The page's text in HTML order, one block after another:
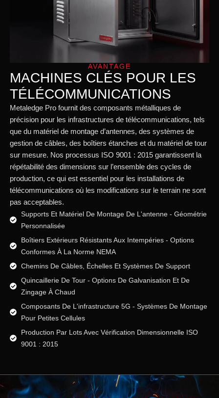
AVANTAGE
MACHINES CLÉS POUR LES
TÉLÉCOMMUNICATIONS
Metaledge Pro fournit des composants métalliques de
précision pour les infrastructures de télécommunications, tels
que du matériel de montage d’antennes, des systèmes de
gestion de câbles, des boîtiers étanches et du matériel de tour
sur mesure. Nos processus ISO 9001 : 2015 garantissent la
répétabilité des dimensions sur l’ensemble des cycles de
production, ce qui est essentiel pour les installations de
télécommunications où les modifications sur le terrain ne sont
pas acceptables.
Supports Et Matériel De Montage De L'antenne - Géométrie
Personnalisée
Boîtiers Extérieurs Résistants Aux Intempéries - Options
Conformes À La Norme NEMA
Chemins De Câbles, Échelles Et Systèmes De Support
Quincaillerie De Tour - Options De Galvanisation Et De
Zingage À Chaud
Composants De L'infrastructure 5G - Systèmes De Montage
Pour Petites Cellules
Production Par Lots Avec Vérification Dimensionnelle ISO
9001 : 2015